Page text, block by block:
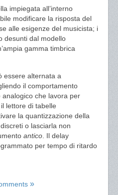
impiegata all’interno
modificare la risposta del
alle esigenze del musicista; i
desunti dal modello
gamma timbrica
essere alternata a
il comportamento
analogico che lavora per
lettore di tabelle
la quantizzazione della
o lasciarla non
antico . Il delay
per tempo di ritardo